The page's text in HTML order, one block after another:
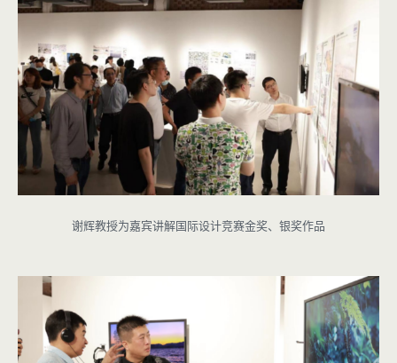
谢辉教授为嘉宾讲解国际设计竞赛金奖、银奖作品